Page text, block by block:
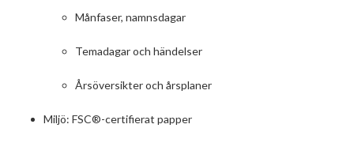
Månfaser, namnsdagar
Temadagar och händelser
Årsöversikter och årsplaner
Miljö: FSC®-certifierat papper